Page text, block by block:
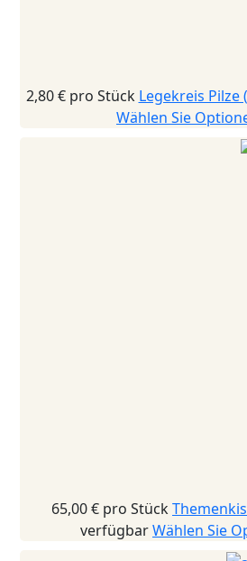
2,80 € pro Stück Legekreis
Wählen Sie
65,00 € pro Stück
verfügbarWählen Sie